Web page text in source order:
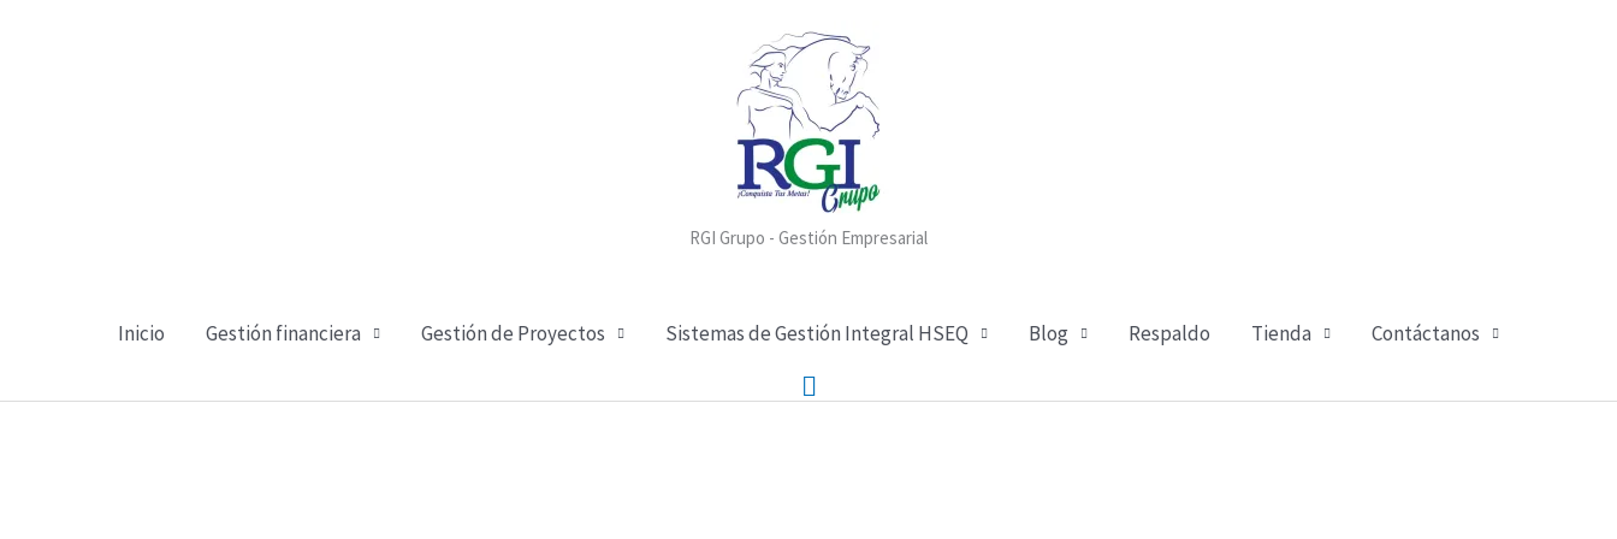
RGI Grupo - Gestión Empresarial
Inicio Gestión financiera Gestión de Proyectos Sistemas de Gestión Integral HSEQ Blog Respaldo Tienda Contáctanos
Buscar